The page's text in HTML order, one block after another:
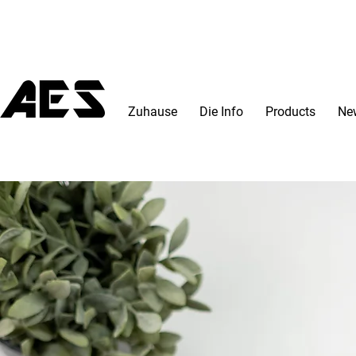
Zuhause Die Info Products